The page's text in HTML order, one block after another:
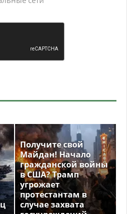
Получите свой
Майдан! Начало
гражданской войны
в США? Трамп
угрожает
протестантам в
случае захвата